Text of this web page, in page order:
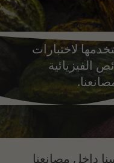
لاختبارات
الفيزيائية
داخل مصانعنا